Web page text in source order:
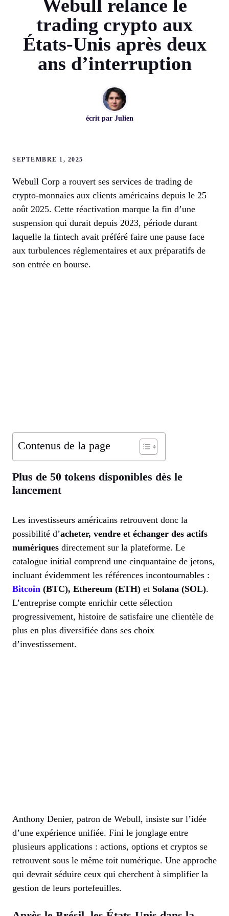
Webull relance le
trading crypto aux
États-Unis après deux
ans d’interruption
écrit par Julien
SEPTEMBRE 1, 2025
Webull Corp a rouvert ses services de trading de
crypto-monnaies aux clients américains depuis le 25
août 2025. Cette réactivation marque la fin d’une
suspension qui durait depuis 2023, période durant
laquelle la fintech avait préféré faire une pause face
aux turbulences réglementaires et aux préparatifs de
son entrée en bourse.
Contenus de la page
Plus de 50 tokens disponibles dès le
lancement
Les investisseurs américains retrouvent donc la
possibilité d’acheter, vendre et échanger des actifs
numériques directement sur la plateforme. Le
catalogue initial comprend une cinquantaine de jetons,
incluant évidemment les références incontournables :
Bitcoin (BTC), Ethereum (ETH) et Solana (SOL).
L’entreprise compte enrichir cette sélection
progressivement, histoire de satisfaire une clientèle de
plus en plus diversifiée dans ses choix
d’investissement.
Anthony Denier, patron de Webull, insiste sur l’idée
d’une expérience unifiée. Fini le jonglage entre
plusieurs applications : actions, options et cryptos se
retrouvent sous le même toit numérique. Une approche
qui devrait séduire ceux qui cherchent à simplifier la
gestion de leurs portefeuilles.